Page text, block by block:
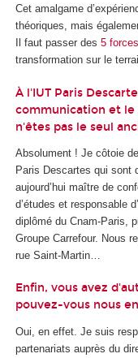
Cet amalgame
théoriques, mais
Il faut passer des 5
transformation sur le
À l'IUT Paris
communication et le
n'êtes pas le seul
Absolument ! Je côtoie
Paris Descartes qui sont
aujourd’hui maître de
d’études et responsable
diplômé du Cnam-Paris,
Groupe Carrefour. Nous
rue Saint-Martin…
Enfin, vous avez
pouvez-vous nous
Oui, en effet. Je suis
partenariats auprès du